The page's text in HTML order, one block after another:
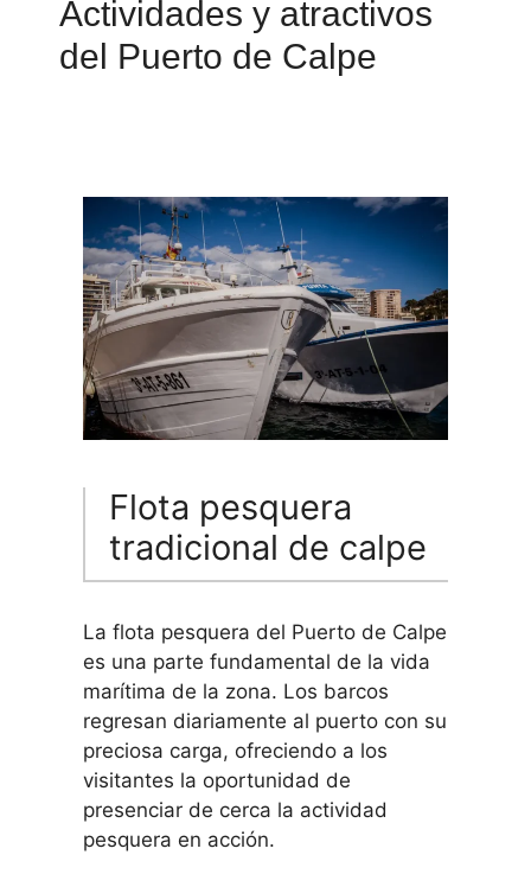
Actividades y atractivos
del Puerto de Calpe
Flota pesquera
tradicional de calpe
La flota pesquera del Puerto de Calpe
es una parte fundamental de la vida
marítima de la zona. Los barcos
regresan diariamente al puerto con su
preciosa carga, ofreciendo a los
visitantes la oportunidad de
presenciar de cerca la actividad
pesquera en acción.